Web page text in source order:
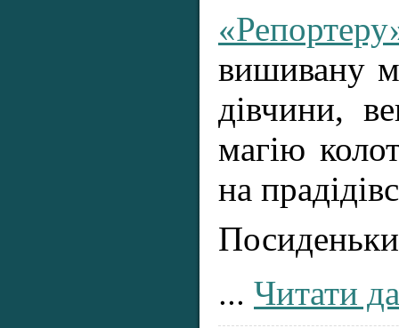
вишивану
дівчини,
магію
на
... Читати